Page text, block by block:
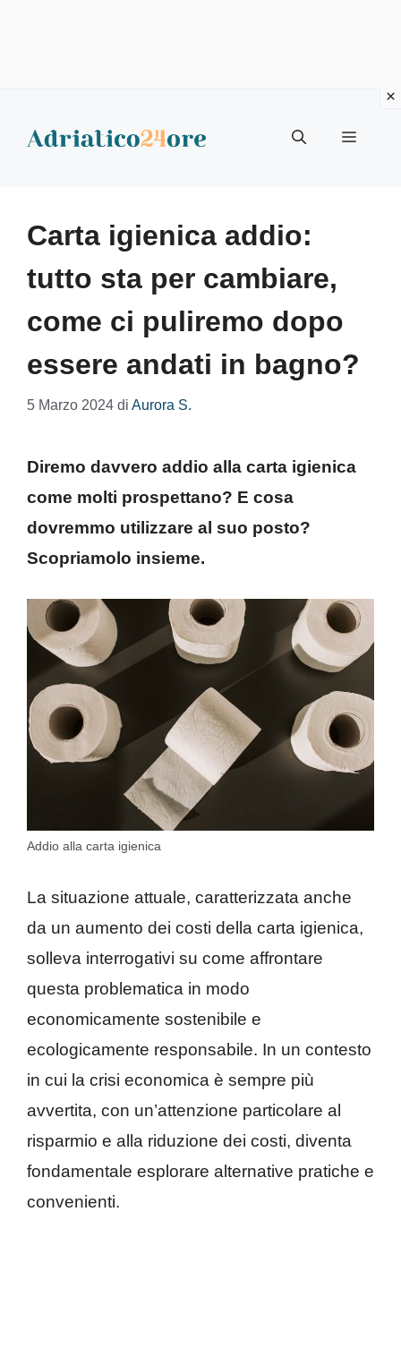
Menu
Carta igienica addio:
tutto sta per cambiare,
come ci puliremo dopo
essere andati in bagno?
5 Marzo 2024 di Aurora S.
Diremo davvero addio alla carta igienica
come molti prospettano? E cosa
dovremmo utilizzare al suo posto?
Scopriamolo insieme.
Addio alla carta igienica
La situazione attuale, caratterizzata anche
da un aumento dei costi della carta igienica,
solleva interrogativi su come affrontare
questa problematica in modo
economicamente sostenibile e
ecologicamente responsabile. In un contesto
in cui la crisi economica è sempre più
avvertita, con un’attenzione particolare al
risparmio e alla riduzione dei costi, diventa
fondamentale esplorare alternative pratiche e
convenienti.